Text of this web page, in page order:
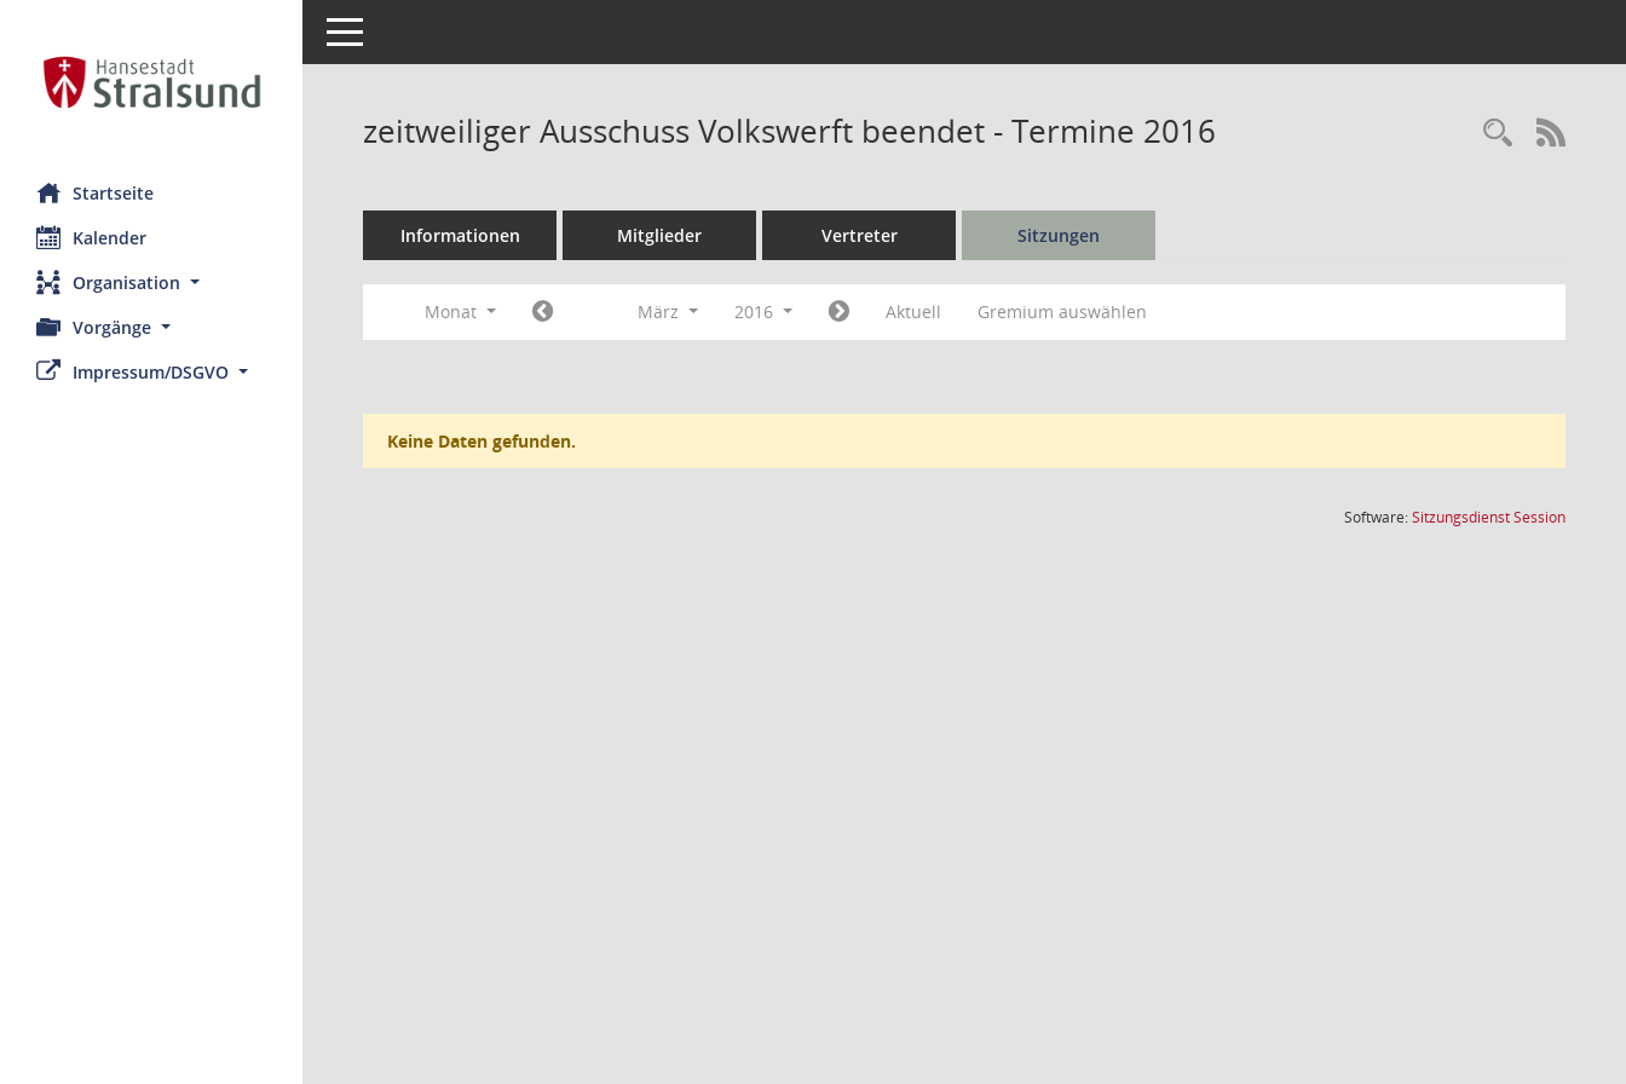
Startseite
Kalender
Organisation
Vorgänge
Impressum/DSGVO
Toggle navigation
zeitweiliger Ausschuss Volkswerft beendet - Termine 2016
Informationen Mitglieder Vertreter Sitzungen
Monat März 2016 Aktuell Gremium auswählen
Keine Daten gefunden.
Software:SitzungsdienstSession(Wird in